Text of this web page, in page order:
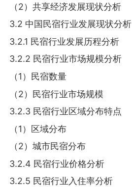
（2）共享经济发展现状分析
3.2 中国民宿行业发展现状分析
3.2.1 民宿行业发展历程分析
3.2.2 民宿行业市场规模分析
（1）民宿数量
（2）民宿行业市场规模
3.2.3 民宿行业区域分布特点
（1）区域分布
（2）城市民宿分布
3.2.4 民宿行业价格分析
3.2.5 民宿行业入住率分析